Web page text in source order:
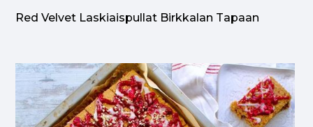
Red Velvet Laskiaispullat Birkkalan Tapaan